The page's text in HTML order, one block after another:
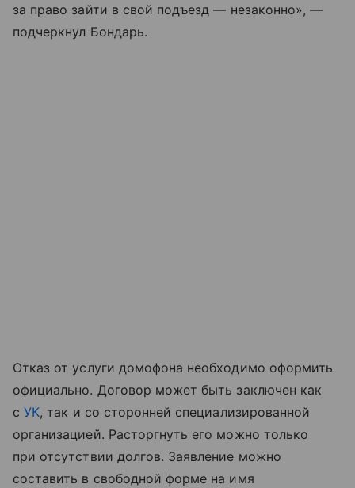
за право зайти в свой подъезд — незаконно», —
подчеркнул Бондарь.
Отказ от услуги домофона необходимо оформить
официально. Договор может быть заключен как
сУК, так и со сторонней специализированной
организацией. Расторгнуть его можно только
при отсутствии долгов. Заявление можно
составить в свободной форме на имя